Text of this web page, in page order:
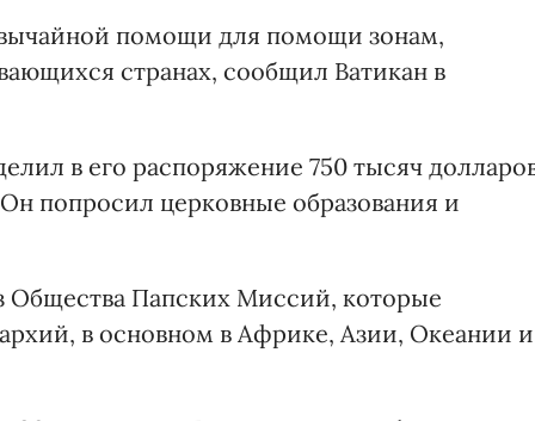
помощи для помощи зонам,
странах, сообщил Ватикан в
в его распоряжение 750 тысяч
Он попросил церковные образования и
Общества Папских Миссий, которые
в основном в Африке, Азии, Океании и